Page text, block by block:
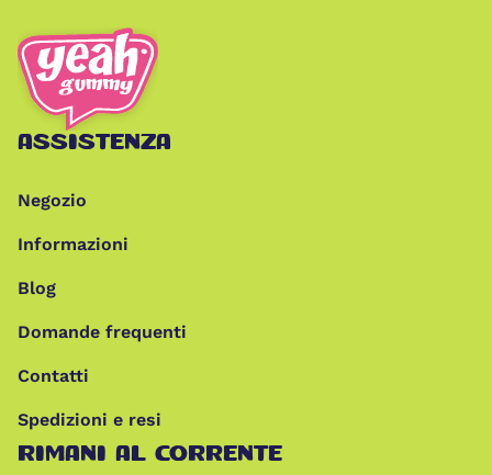
ASSISTENZA
Negozio
Informazioni
Blog
Domande frequenti
Contatti
Spedizioni e resi
RIMANI AL CORRENTE